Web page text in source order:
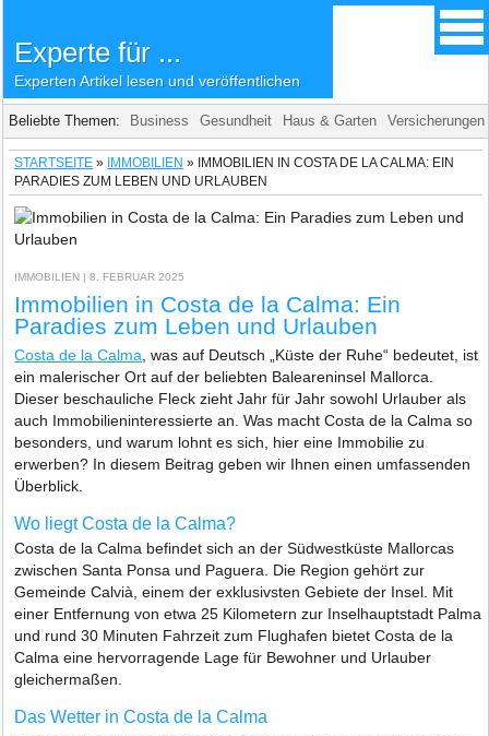
Experte für ...
Experten Artikel lesen und veröffentlichen
Beliebte Themen: Business Gesundheit Haus & Garten Versicherungen
STARTSEITE » IMMOBILIEN » IMMOBILIEN IN COSTA DE LA CALMA: EIN
PARADIES ZUM LEBEN UND URLAUBEN
IMMOBILIEN | 8. FEBRUAR 2025
Immobilien in Costa de la Calma: Ein
Paradies zum Leben und Urlauben
Costa de la Calma , was auf Deutsch „Küste der Ruhe“ bedeutet, ist
ein malerischer Ort auf der beliebten Baleareninsel Mallorca.
Dieser beschauliche Fleck zieht Jahr für Jahr sowohl Urlauber als
auch Immobilieninteressierte an. Was macht Costa de la Calma so
besonders, und warum lohnt es sich, hier eine Immobilie zu
erwerben? In diesem Beitrag geben wir Ihnen einen umfassenden
Überblick.
Wo liegt Costa de la Calma?
Costa de la Calma befindet sich an der Südwestküste Mallorcas
zwischen Santa Ponsa und Paguera. Die Region gehört zur
Gemeinde Calvià, einem der exklusivsten Gebiete der Insel. Mit
einer Entfernung von etwa 25 Kilometern zur Inselhauptstadt Palma
und rund 30 Minuten Fahrzeit zum Flughafen bietet Costa de la
Calma eine hervorragende Lage für Bewohner und Urlauber
gleichermaßen.
Das Wetter in Costa de la Calma